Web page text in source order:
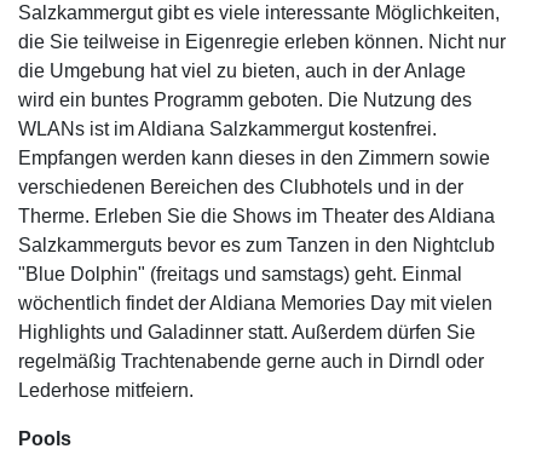
Salzkammergut gibt es viele interessante Möglichkeiten,
die Sie teilweise in Eigenregie erleben können. Nicht nur
die Umgebung hat viel zu bieten, auch in der Anlage
wird ein buntes Programm geboten. Die Nutzung des
WLANs ist im Aldiana Salzkammergut kostenfrei.
Empfangen werden kann dieses in den Zimmern sowie
verschiedenen Bereichen des Clubhotels und in der
Therme. Erleben Sie die Shows im Theater des Aldiana
Salzkammerguts bevor es zum Tanzen in den Nightclub
"Blue Dolphin" (freitags und samstags) geht. Einmal
wöchentlich findet der Aldiana Memories Day mit vielen
Highlights und Galadinner statt. Außerdem dürfen Sie
regelmäßig Trachtenabende gerne auch in Dirndl oder
Lederhose mitfeiern.
Pools